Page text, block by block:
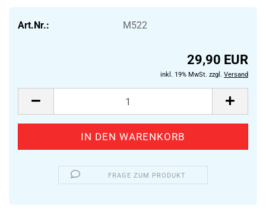
Art.Nr.: M522
29,90 EUR
inkl. 19% MwSt. zzgl. Versand
FRAGE ZUM PRODUKT